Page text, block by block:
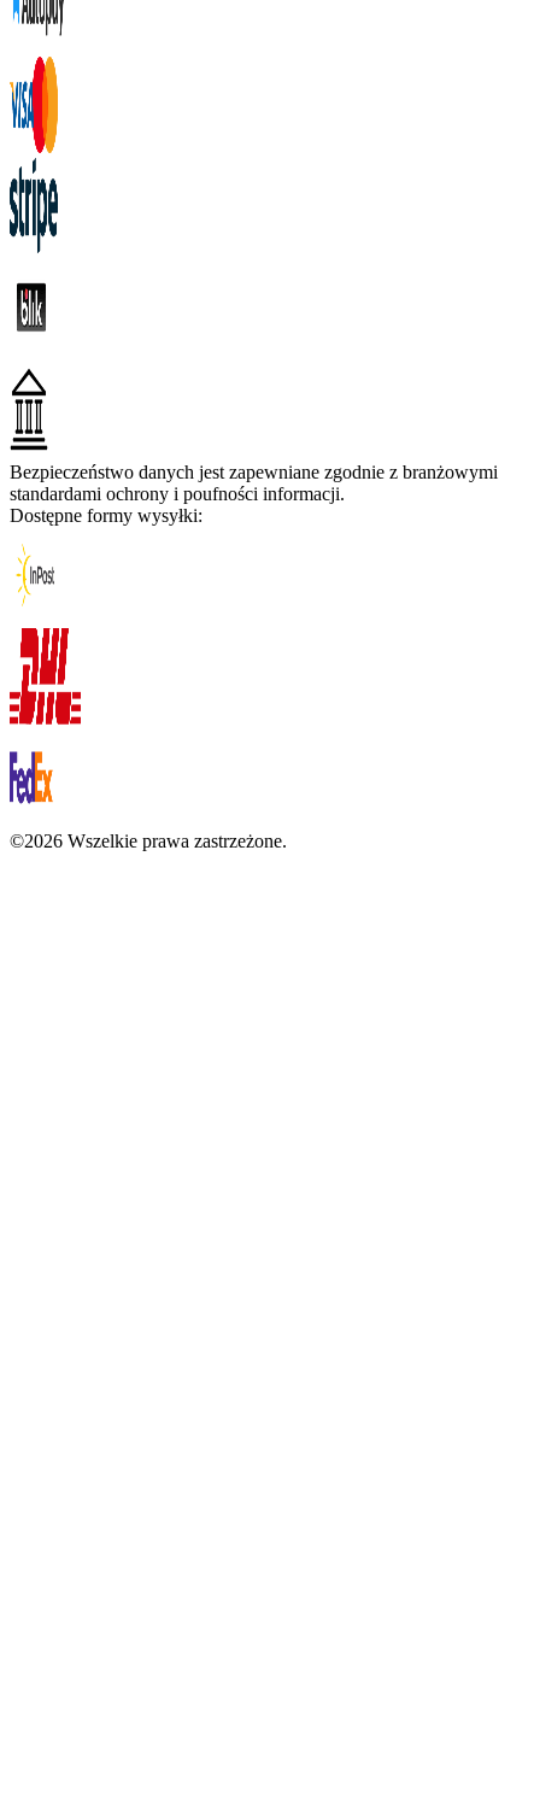
Bezpieczeństwo danych jest zapewniane zgodnie z branżowymi
standardami ochrony i poufności informacji.
Dostępne formy wysyłki:
©2026 Wszelkie prawa zastrzeżone.